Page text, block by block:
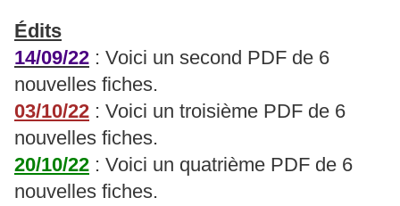
Édits
14/09/22 : Voici un second PDF de 6
nouvelles fiches.
03/10/22 : Voici un troisième PDF de 6
nouvelles fiches.
20/10/22 : Voici un quatrième PDF de 6
nouvelles fiches.